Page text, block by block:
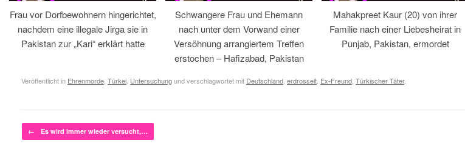
Frau vor Dorfbewohnern hingerichtet,
nachdem eine illegale Jirga sie in
Pakistan zur „Kari“ erklärt hatte
Schwangere Frau und Ehemann
nach unter dem Vorwand einer
Versöhnung arrangiertem Treffen
erstochen – Hafizabad, Pakistan
Mahakpreet Kaur (20) von ihrer
Familie nach einer Liebesheirat in
Punjab, Pakistan, ermordet
Veröffentlicht in Ehrenmorde Türkei Untersuchungund verschlagwortet mit Deutschland erdrosselt Ex-Freund Türkischer Täter.
Beitragsnavigation
← Es wird immer wieder versucht,…